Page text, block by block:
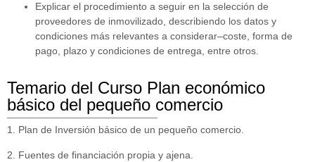
Explicar el procedimiento a seguir en la selección de
proveedores de inmovilizado, describiendo los datos y
condiciones más relevantes a considerar–coste, forma de
pago, plazo y condiciones de entrega, entre otros.
Temario del Curso Plan económico
básico del pequeño comercio
1. Plan de Inversión básico de un pequeño comercio.
2. Fuentes de financiación propia y ajena.